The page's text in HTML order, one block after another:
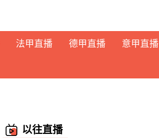
法甲直播 德甲直播
意甲直播
以往直播